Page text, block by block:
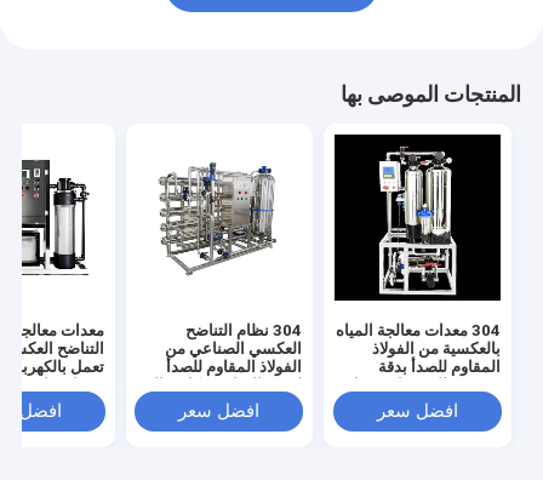
المنتجات الموصى بها
304 معدات معالجة المياه
بالعكسية من الفولاذ
المقاوم للصدأ بدقة
مدخل المياه 0.3MPAافضل سعر
304 نظام التناضح
العكسي الصناعي من
الفولاذ المقاوم للصدأ
ودائم
افضل سعر
معدات معالجة
التناضح
تعمل
باسكال ودقة
جدًا
افضل